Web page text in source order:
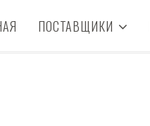
ПОСТАВЩИКИ